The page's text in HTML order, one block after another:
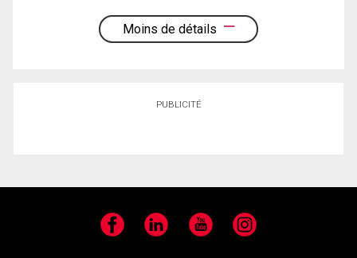
Moins de détails
PUBLICITÉ
Facebook LinkedIn YouTube Instagram